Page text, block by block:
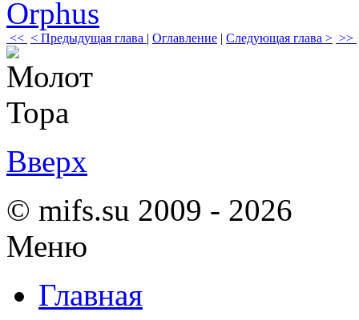
<< < Предыдущая глава | Оглавление | Следующая глава > >>
Вверх
© mifs.su 2009 - 2026
Меню
Главная